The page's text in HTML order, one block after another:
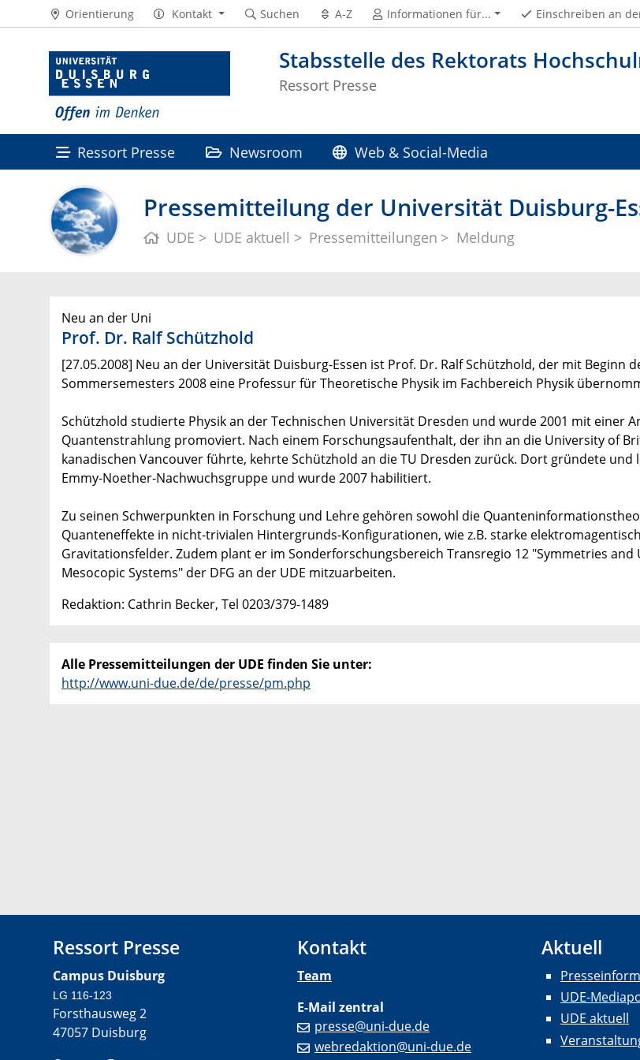
Stabsstelle des Rektorats
Ressort Presse
Orientierung Kontakt Suchen A-Z Informationen für... Einschreiben an
Ressort Presse Newsroom Web & Social-Media
Pressemitteilung der Universität Duisburg-
UDE UDE aktuell Pressemitteilungen Meldung
Neu an der Uni
Prof. Dr. Ralf Schützhold
[27.05.2008] Neu an der Universität Duisburg-Essen ist Prof. Dr. Ralf Schützhold, der mit Beginn
Sommersemesters 2008 eine Professur für Theoretische Physik im Fachbereich Physik
Schützhold studierte Physik an der Technischen Universität Dresden und wurde 2001 mit einer
Quantenstrahlung promoviert. Nach einem Forschungsaufenthalt, der ihn an die University of
kanadischen Vancouver führte, kehrte Schützhold an die TU Dresden zurück. Dort gründete und
Emmy-Noether-Nachwuchsgruppe und wurde 2007 habilitiert.
Zu seinen Schwerpunkten in Forschung und Lehre gehören sowohl die
Quanteneffekte in nicht-trivialen Hintergrunds-Konfigurationen, wie z.B. starke
Gravitationsfelder. Zudem plant er im Sonderforschungsbereich Transregio 12 "Symmetries and
Mesocopic Systems" der DFG an der UDE mitzuarbeiten.
Redaktion: Cathrin Becker, Tel 0203/379-1489
Alle Pressemitteilungen der UDE finden Sie unter:
http://www.uni-due.de/de/presse/pm.php
Ressort Presse
Campus Duisburg
LG 116-123
Forsthausweg 2
47057 Duisburg
Kontakt
Team
E-Mail zentral
presse@uni-due.de
webredaktion@uni-due.de
Aktuell
UDE-
UDE aktuell